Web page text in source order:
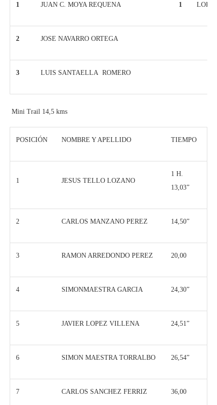
1 JUAN C. MOYA REQUENA 1
2 JOSE NAVARRO ORTEGA
3 LUIS SANTAELLA ROMERO
Mini Trail 14,5 kms
POSICIÓN NOMBRE Y APELLIDO TIEMPO
1 JESUS TELLO LOZANO
1 H.
13,03”
2 CARLOS MANZANO PEREZ 14,50”
3 RAMON ARREDONDO PEREZ 20,00
4 SIMONMAESTRA GARCIA 24,30”
5 JAVIER LOPEZ VILLENA 24,51”
6 SIMON MAESTRA TORRALBO 26,54”
7 CARLOS SANCHEZ FERRIZ 36,00